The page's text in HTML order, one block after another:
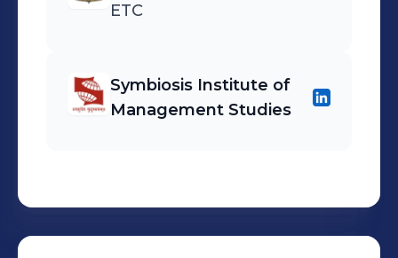
ETC
Symbiosis Institute of
Management Studies